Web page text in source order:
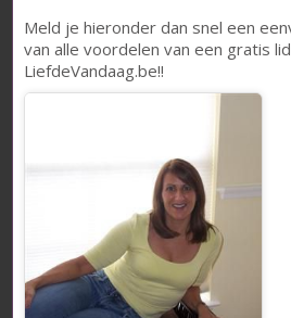
Meld je hieronder dan snel een
van alle voordelen van een gratis
LiefdeVandaag.be!!